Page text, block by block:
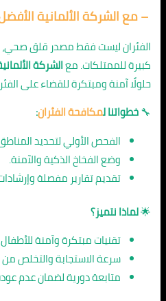
– مع الشركة الألمانية
الفئران ليست فقط مصدر قلق صحي،
كبيرة للممتلكات. معالشركة
حلولًا آمنة ومبتكرة للقضاء على
🔧خطواتنا لمكافحة الفئران:
الفحص الأولي لتحديد
وضع الفخاخ الذكية والآمنة.
تقديم تقارير مفصلة
🌟لماذا نتميز؟
تقنيات مبتكرة وآمنة للأطفال
سرعة الاستجابة والتخلص
متابعة دورية لضمان عدم